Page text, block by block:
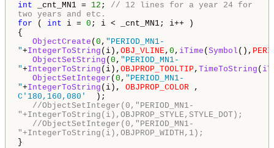
int _cnt_MN1 = 12 ; // 12 lines for a year 24 for
two years and etc.
for ( int i = 0 ; i < _cnt_MN1; i++ )
{
ObjectCreate ( 0 , "PERIOD_MN1-
"+IntegerToString (i), OBJ_VLINE, 0 , iTime ( Symbol (),
ObjectSetString ( 0 , "PERIOD_MN1-
"+IntegerToString (i), OBJPROP_TOOLTIP , TimeToString (
ObjectSetInteger ( 0 , "PERIOD_MN1-
"+IntegerToString (i), OBJPROP_COLOR ,
C'180,160,080'
);
//ObjectSetInteger(0,"PERIOD_MN1-
"+IntegerToString(i),OBJPROP_STYLE,STYLE_DOT);
//ObjectSetInteger(0,"PERIOD_MN1-
"+IntegerToString(i),OBJPROP_WIDTH,1);
}